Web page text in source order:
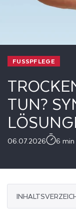
FUSSPFLEGE
UN?
06.07.2026 6 min